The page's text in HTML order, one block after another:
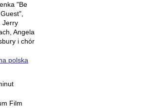
"Be
Jerry
Angela
i chór
polska
Film